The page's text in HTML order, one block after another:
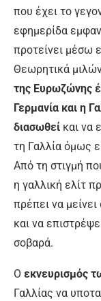
που έχει το
εφημερίδα
προτείνει μέσω
Θεωρητικά
της Ευρωζώνης
Γερμανία και η
διασωθεί και να
τη Γαλλία όμως
Από τη στιγμή
η γαλλική ελίτ
πρέπει να
και να
σοβαρά.
Ο εκνευρισμός
Γαλλίας να